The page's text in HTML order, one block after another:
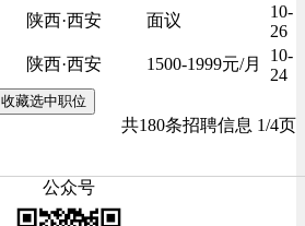
陕西·西安
面议
10-
26
陕西·西安
1500-1999元/月
10-
24
收藏选中职位
共180条招聘信息 1/4页
公众号